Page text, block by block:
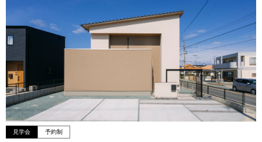
見学会 予約制